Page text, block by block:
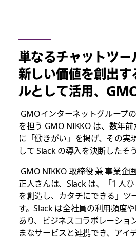
単なるチャットツー
新しい価値を創出す
ルとして活用、
GMOインターネットグループ
を担う GMO NIKKO は、数年
に「働きがい」を掲げ、その実
して Slack の導入を決断したそう
GMO NIKKO 取締役 兼 事業企
正人さんは、Slack は、「1 人
を創造し、カタチにできる」ツ
す。Slack は全社員の利用頻度
あり、ビジネスコラボレーショ
まなサービスと連携でき、アイ